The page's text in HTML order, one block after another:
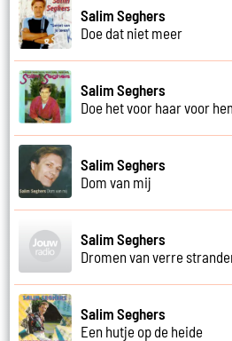
Salim Seghers
Doe dat niet meer
Salim Seghers
Doe het voor haar voor
Salim Seghers
Dom van mij
Salim Seghers
Dromen van verre
Salim Seghers
Een hutje op de heide